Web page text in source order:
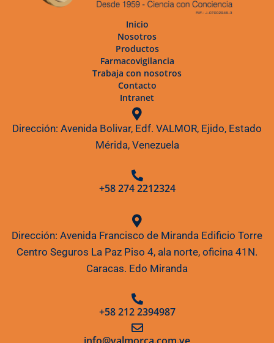
Inicio
Nosotros
Productos
Farmacovigilancia
Trabaja con nosotros
Contacto
Intranet
Dirección: Avenida Bolivar, Edf. VALMOR, Ejido, Estado
Mérida, Venezuela
+58 274 2212324
Dirección: Avenida Francisco de Miranda Edificio Torre
Centro Seguros La Paz Piso 4, ala norte, oficina 41N.
Caracas. Edo Miranda
+58 212 2394987